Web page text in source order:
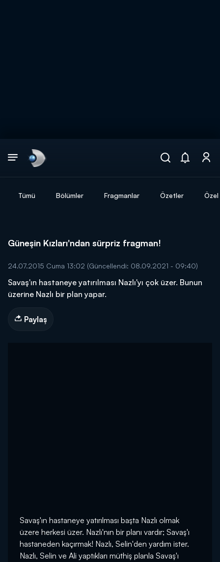
Tümü Bölümler Fragmanlar Özetler
Güneşin Kızları'ndan sürpriz fragman!
24.07.2015 Cuma 13:02 (Güncellendi: 08.09.2021 - 09:40)
Savaş'ın hastaneye yatırılması Nazlı'yı çok üzer. Bunun
üzerine Nazlı bir plan yapar.
Paylaş
Savaş'ın hastaneye yatırılması başta Nazlı olmak
üzere herkesi üzer. Nazlı'nın bir planı vardır; Savaş'ı
hastaneden kaçırmak! Nazlı, Selin'den yardım ister.
Nazlı, Selin ve Ali yaptıkları müthiş planla Savaş'ı